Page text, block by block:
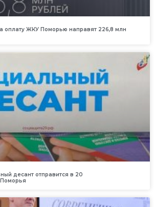
оплату ЖКУ Поморью направят 226,8 млн
десант отправится в 20